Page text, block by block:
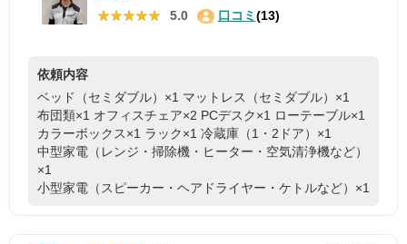
★★★★★
★★★★★ 5.0 口コミ (13)
依頼内容
ベッド（セミダブル）×1 マットレス（セミダブル）×1
布団類×1 オフィスチェア×2 PCデスク×1 ローテーブル×1
カラーボックス×1 ラック×1 冷蔵庫（1・2ドア）×1
中型家電（レンジ・掃除機・ヒーター・空気清浄機など）
×1
小型家電（スピーカー・ヘアドライヤー・ケトルなど）×1